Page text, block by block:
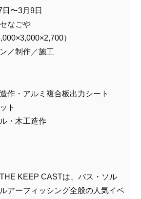
〜3月9日
なごや
）
／制作／施工
作・アルミ複合板出力シート
ト
・木工造作
KEEP CASTは、バス・ソル
アーフィッシング全般の人気イベ